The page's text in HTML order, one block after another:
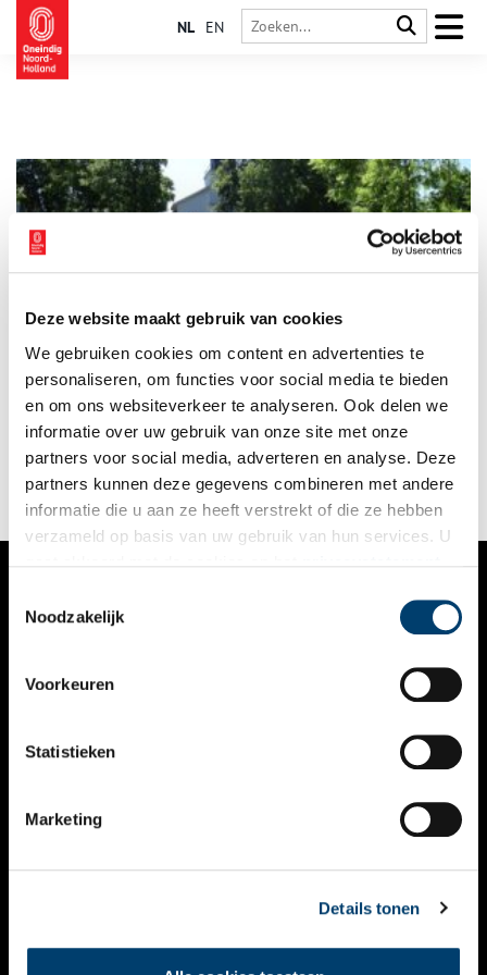
Deze website maakt gebruik van cookies
We gebruiken cookies om content en advertenties te
personaliseren, om functies voor social media te bieden
en om ons websiteverkeer te analyseren. Ook delen we
informatie over uw gebruik van onze site met onze
partners voor social media, adverteren en analyse. Deze
partners kunnen deze gegevens combineren met andere
informatie die u aan ze heeft verstrekt of die ze hebben
verzameld op basis van uw gebruik van hun services. U
Noodzakelijk
Voorkeuren
Statistieken
Marketing
Details tonen
NL EN
Is Hoofddorp een plaats waar je rond kunt dwalen? Nou en of.
Loop (in gedachten) maar even mee langs de Hoofdvaart en
verbaas je over wat er te zien is. Hier, op de bodem van het
droog gepompte Haarlemmermeer, stichtten de pioniers een
dorpje. Op het kruispunt van twee vaarten. Kruisdorp heette
het. Het Hoofddorp van nu met monumentale panden.
VERHALEN
KALENDER
THEMA’S
VIDEO’S
CONTACT